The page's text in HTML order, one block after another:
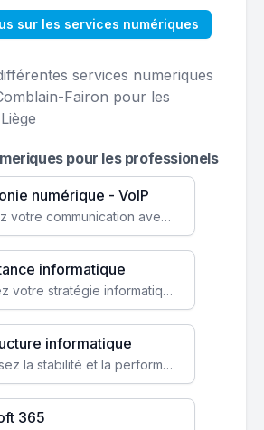
sur les services numériques
services numeriques
Fairon pour les
pour les professionels
numérique - VoIP
Simplifiez votre communication avec une solution VoIP flexible, économique et adaptée à vos besoins professionnels.
informatique
Optimisez votre stratégie informatique avec l'expertise de nos consultants pour améliorer votre efficacité et sécurité.
informatique
Garantissez la stabilité et la performance de votre entreprise avec une infrastructure IT sécurisée et évolutive.
365